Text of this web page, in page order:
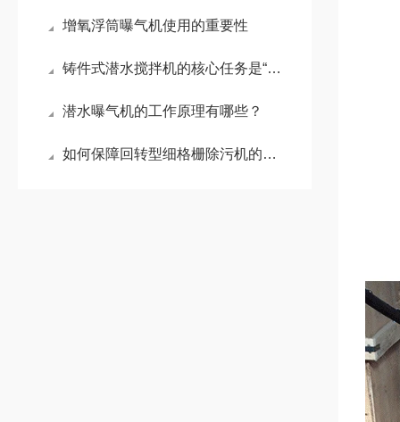
增氧浮筒曝气机使用的重要性
铸件式潜水搅拌机的核心任务是“搅动水流”
潜水曝气机的工作原理有哪些？
如何保障回转型细格栅除污机的运行稳定？